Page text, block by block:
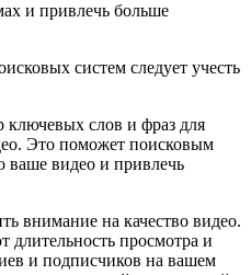
и привлечь больше
систем следует учесть
слов и фраз для
Это поможет поисковым
ваше видео и привлечь
внимание на качество видео.
просмотра и
и подписчиков на вашем